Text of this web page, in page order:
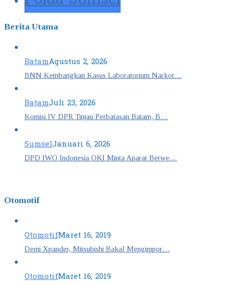
Berita Utama
BatamAgustus 2, 2026
BNN Kembangkan Kasus Laboratorium Narkot…
BatamJuli 23, 2026
Komisi IV DPR Tinjau Perbatasan Batam, B…
SumselJanuari 6, 2026
DPD IWO Indonesia OKI Minta Aparat Berwe…
Otomotif
OtomotifMaret 16, 2019
Demi Xpander, Mitsubishi Bakal Mengimpor…
OtomotifMaret 16, 2019